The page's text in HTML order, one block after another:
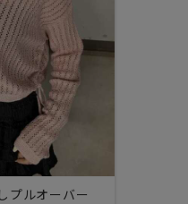
プルオーバー